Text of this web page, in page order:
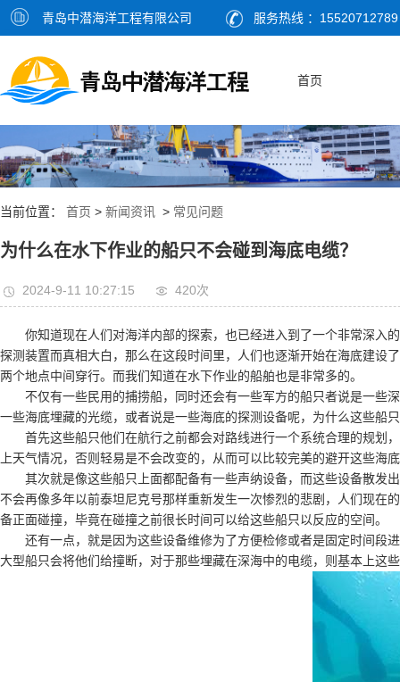
青岛中潜海洋工程有限公司 服务热线 ：15520712789
首页
当前位置： 首页 > 新闻资讯 > 常见问题
为什么在水下作业的船只不会碰到海底电缆？
2024-9-11 10:27:15 420次
你知道现在人们对海洋内部的探索，也已经进入到了一个非常深入
探测装置而真相大白，那么在这段时间里，人们也逐渐开始在海底建设
两个地点中间穿行。而我们知道在水下作业的船舶也是非常多的。
不仅有一些民用的捕捞船，同时还会有一些军方的船只者说是一些
一些海底埋藏的光缆，或者说是一些海底的探测设备呢，为什么这些船
首先这些船只他们在航行之前都会对路线进行一个系统合理的规划
上天气情况，否则轻易是不会改变的，从而可以比较完美的避开这些海
其次就是像这些船只上面都配备有一些声纳设备，而这些设备散发
不会再像多年以前泰坦尼克号那样重新发生一次惨烈的悲剧，人们现在
备正面碰撞，毕竟在碰撞之前很长时间可以给这些船只以反应的空间。
还有一点，就是因为这些设备维修为了方便检修或者是固定时间段
大型船只会将他们给撞断，对于那些埋藏在深海中的电缆，则基本上这